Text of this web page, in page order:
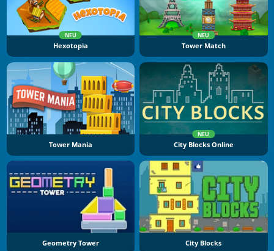
NEU
Hexotopia
NEU
Tower Match
Tower Mania
NEU
City Blocks Online
Geometry Tower City Blocks